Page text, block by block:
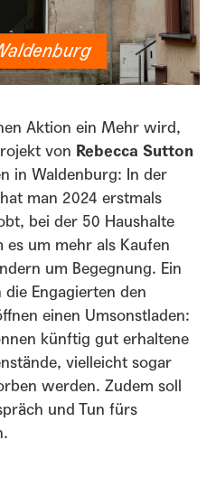
Aktion ein Mehr wird,
von Rebecca Sutton
in Waldenburg: In der
man 2024 erstmals
bei der 50 Haushalte
um mehr als Kaufen
um Begegnung. Ein
Engagierten den
einen Umsonstladen:
künftig gut erhaltene
vielleicht sogar
werden. Zudem soll
und Tun fürs